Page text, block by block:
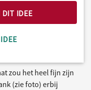
DIT IDEE
zou het heel fijn zijn
(zie foto) erbij